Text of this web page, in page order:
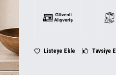
Listeye Ekle Tavsiye